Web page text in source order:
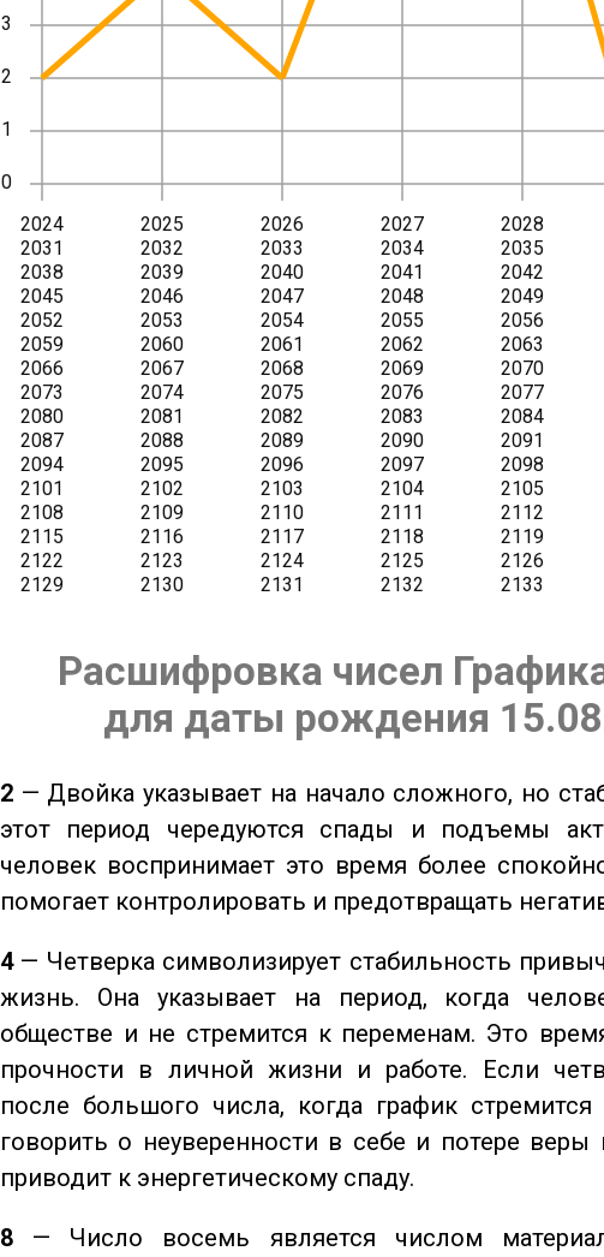
Расшифровка чисел
для даты рождения
2 — Двойка указывает на начало сложного, но
этот период чередуются спады и подъемы
человек воспринимает это время более
помогает контролировать и предотвращать
4— Четверка символизирует стабильность
жизнь. Она указывает на период, когда
обществе и не стремится к переменам. Это
прочности в личной жизни и работе. Если
после большого числа, когда график
говорить о неуверенности в себе и потере
приводит к энергетическому спаду.
8 — Число восемь является числом